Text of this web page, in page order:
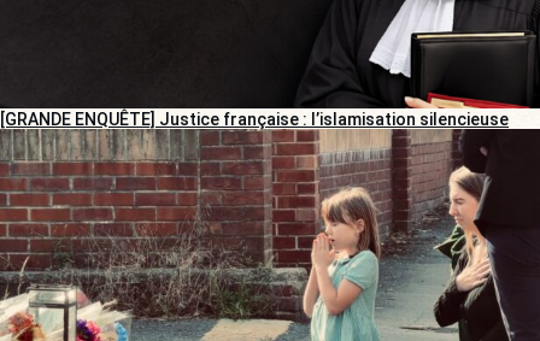
[GRANDE ENQUÊTE] Justice française : l’islamisation silencieuse